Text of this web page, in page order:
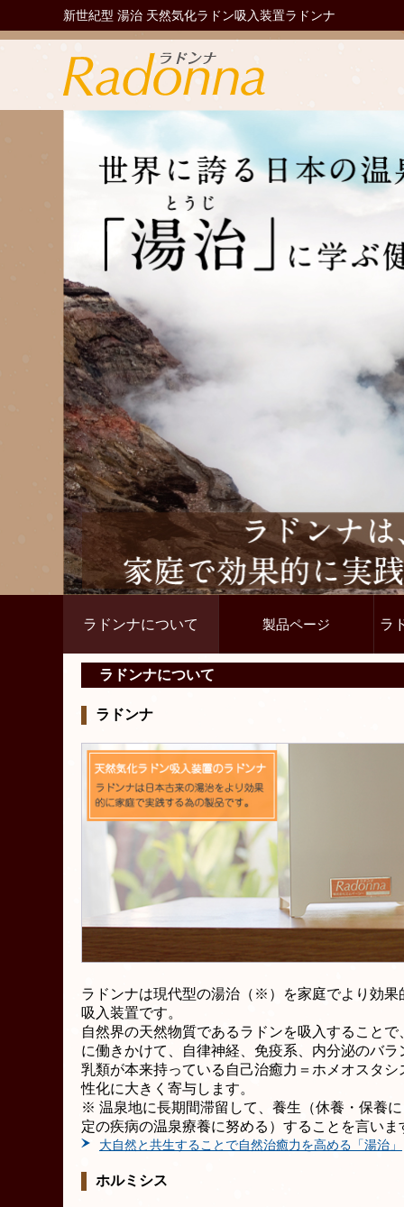
新世紀型 湯治 天然気化ラドン吸入装置ラドンナ
ラドンナについて 製品ページ ラ
ラドンナについて
ラドンナ
ラドンナは現代型の湯治（※）を家庭でより効果
吸入装置です。
自然界の天然物質であるラドンを吸入すること
に働きかけて、自律神経、免疫系、内分泌のバ
乳類が本来持っている自己治癒力＝ホメオスタ
性化に大きく寄与します。
※ 温泉地に長期間滞留して、養生（休養・保養
定の疾病の温泉療養に努める）することを言いま
大自然と共生することで自然治癒力を高める「湯治」
ホルミシス